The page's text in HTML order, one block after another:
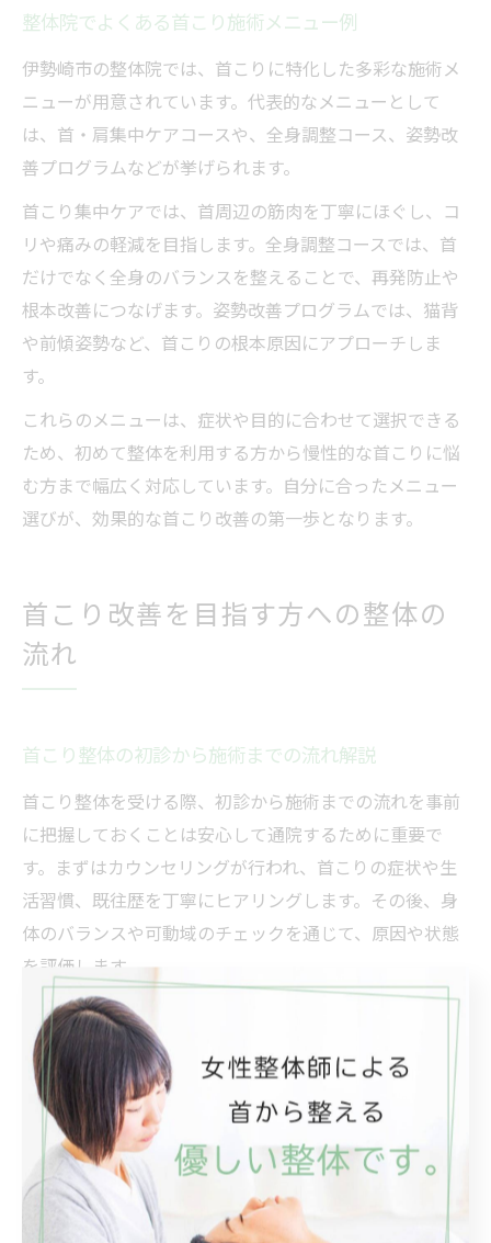
整体院でよくある首こり施術メニュー例
伊勢崎市の整体院では、首こりに特化した多彩な施術メ
ニューが用意されています。代表的なメニューとして
は、首・肩集中ケアコースや、全身調整コース、姿勢改
善プログラムなどが挙げられます。
首こり集中ケアでは、首周辺の筋肉を丁寧にほぐし、コ
リや痛みの軽減を目指します。全身調整コースでは、首
だけでなく全身のバランスを整えることで、再発防止や
根本改善につなげます。姿勢改善プログラムでは、猫背
や前傾姿勢など、首こりの根本原因にアプローチしま
す。
これらのメニューは、症状や目的に合わせて選択できる
ため、初めて整体を利用する方から慢性的な首こりに悩
む方まで幅広く対応しています。自分に合ったメニュー
選びが、効果的な首こり改善の第一歩となります。
首こり改善を目指す方への整体の
流れ
首こり整体の初診から施術までの流れ解説
首こり整体を受ける際、初診から施術までの流れを事前
に把握しておくことは安心して通院するために重要で
す。まずはカウンセリングが行われ、首こりの症状や生
活習慣、既往歴を丁寧にヒアリングします。その後、身
体のバランスや可動域のチェックを通じて、原因や状態
を評価します。
カウンセリングの内容をもとに、施術方針や具体的なア
プローチが決定され、施術に入ります。施術は痛みの有
無や体調に応じて無理のない範囲で進められ、リラック
スした環境で行われるのが特徴です。施術後には、今後
の施術計画や日常生活での注意点について説明がありま
初診時には、施術時間や料金体系、通院頻度についても